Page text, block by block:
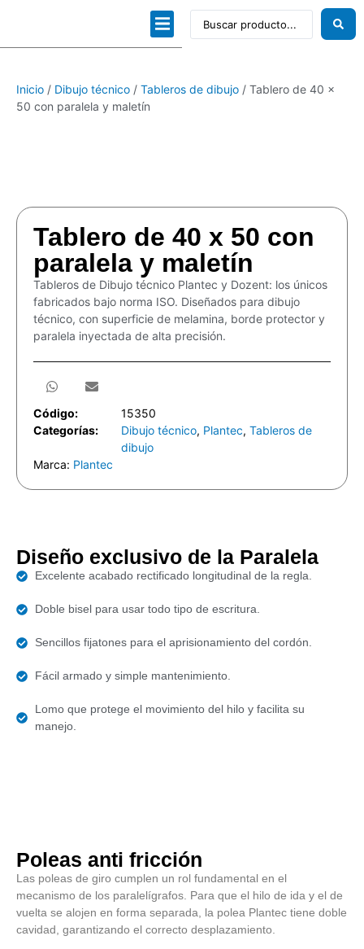
Inicio / Dibujo técnico / Tableros de dibujo / Tablero de 40 x
50 con paralela y maletín
Tablero de 40 x 50 con
paralela y maletín
Tableros de Dibujo técnico Plantec y Dozent: los únicos
fabricados bajo norma ISO. Diseñados para dibujo
técnico, con superficie de melamina, borde protector y
paralela inyectada de alta precisión.
Código:
15350
Categorías:
Dibujo técnico, Plantec, Tableros de
dibujo
Marca: Plantec
Diseño exclusivo de la Paralela
Excelente acabado rectificado longitudinal de la regla.
Doble bisel para usar todo tipo de escritura.
Sencillos fijatones para el aprisionamiento del cordón.
Fácil armado y simple mantenimiento.
Lomo que protege el movimiento del hilo y facilita su
manejo.
Poleas anti fricción
Las poleas de giro cumplen un rol fundamental en el
mecanismo de los paralelígrafos. Para que el hilo de ida y el de
vuelta se alojen en forma separada, la polea Plantec tiene doble
cavidad, garantizando el correcto desplazamiento.